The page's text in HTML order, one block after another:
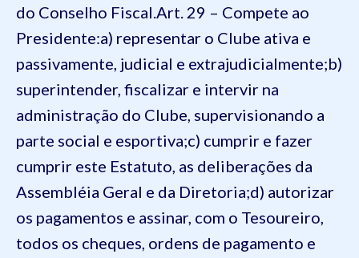
do Conselho Fiscal.Art. 29 – Compete ao
Presidente:a) representar o Clube ativa e
passivamente, judicial e extrajudicialmente;b)
superintender, fiscalizar e intervir na
administração do Clube, supervisionando a
parte social e esportiva;c) cumprir e fazer
cumprir este Estatuto, as deliberações da
Assembléia Geral e da Diretoria;d) autorizar
os pagamentos e assinar, com o Tesoureiro,
todos os cheques, ordens de pagamento e